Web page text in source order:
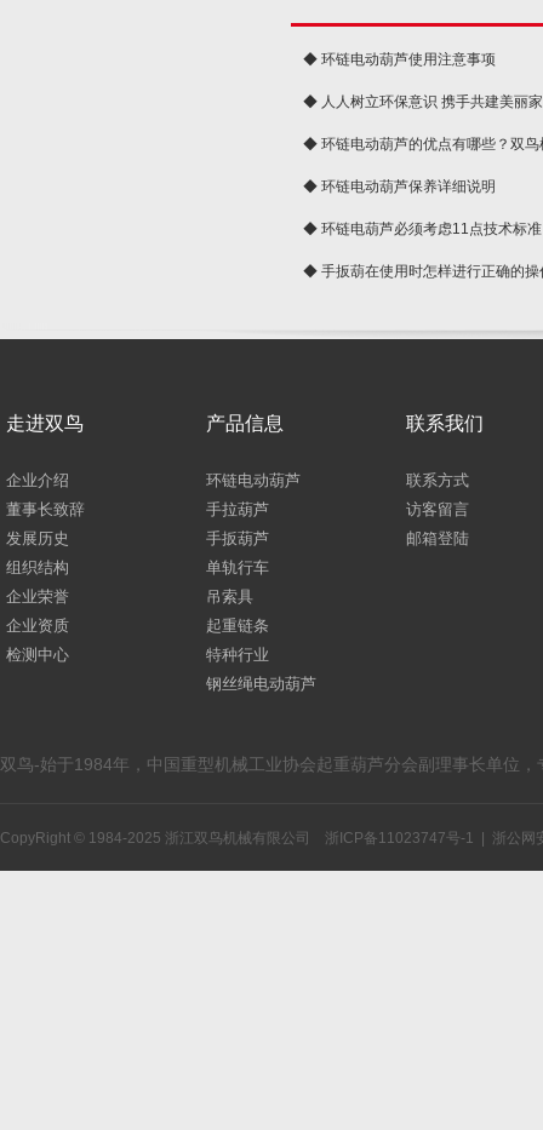
◆ 环链电动葫芦使用注意事项
◆ 人人树立环保意识 携手共建美丽
球◆ 环链电动葫芦的优点有哪些？双鸟
◆ 环链电动葫芦保养详细说明
◆ 环链电葫芦必须考虑11点技术标准
◆ 手扳葫在使用时怎样进行正确的操
走进双鸟
企业介绍
董事长致辞
发展历史
组织结构
企业荣誉
企业资质
检测中心
产品信息
环链电动葫芦
手拉葫芦
手扳葫芦
单轨行车
吊索具
起重链条
特种行业
钢丝绳电动葫芦
联系我们
联系方式
访客留言
邮箱登陆
双鸟-始于1984年，中国重型机械工业协会起重葫芦分会副理事长单位
CopyRight © 1984-2025 浙江双鸟机械有限公司 浙ICP备11023747号-1 浙公网